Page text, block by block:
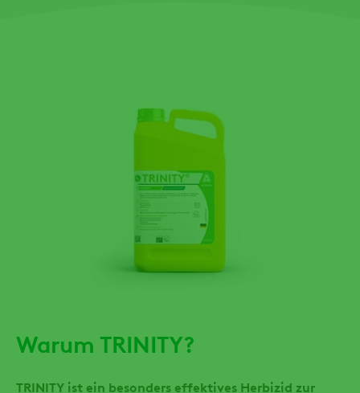
Warum TRINITY?
TRINITY ist ein besonders effektives Herbizid zur